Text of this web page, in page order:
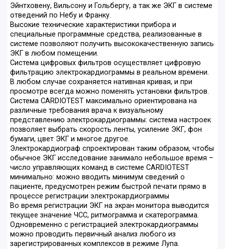
Эйнтховену, Вильсону и Гольбергу, а так же ЭКГ в системе
отведений по Небу и Франку.
Высокие технические характеристики прибора и
специальные программные средства, реализованные в
системе позволяют получить высококачественную запись
ЭКГ в любом помещении.
Система цифровых фильтров осуществляет цифровую
фильтрацию электрокардиограммы в реальном времени.
В любом случае сохраняется нативная кривая, и при
просмотре всегда можно поменять установки фильтров.
Система CARDIOTEST максимально ориентирована на
различные требования врача к визуальному
представлению электрокардиограммы: система настроек
позволяет выбрать скорость ленты, усиление ЭКГ, фон
бумаги, цвет ЭКГ и многое другое.
Электрокардиограф спроектирован таким образом, чтобы
обычное ЭКГ исследование занимало небольшое время –
число управляющих команд в системе CARDIOTEST
минимально: можно вводить минимум сведений о
пациенте, предусмотрен режим быстрой печати прямо в
процессе регистрации электрокардиограммы
Во время регистрации ЭКГ на экран монитора выводится
текущее значение ЧСС, ритмограмма и скатерограмма.
Одновременно с регистрацией электрокардиограммы
можно проводить первичный анализ любого из
зарегистрированных комплексов в режиме Лупа.